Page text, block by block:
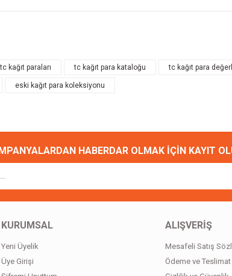
Yorum Yaz
tc kağıt paraları tc kağıt para kataloğu tc kağıt para
eski kağıt para koleksiyonu
HABERDAR OLMAK İÇİN KAYIT
KURUMSAL
Yeni Üyelik
Üye Girişi
ALIŞVERİŞ
Mesafeli Satış
Ödeme ve Teslimat